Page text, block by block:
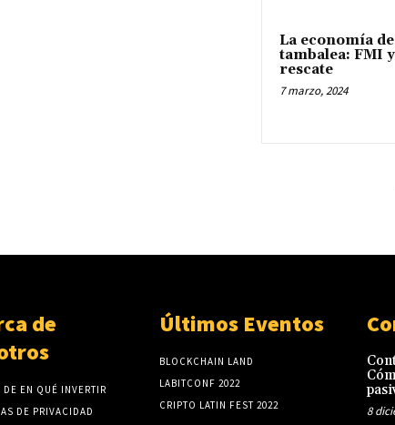
La economía
tambalea: FMI
rescate
7 marzo, 2024
de
DE EN QUÉ INVERTIR
DE PRIVACIDAD
Últimos Eventos
BLOCKCHAIN LAND
LABITCONF 2022
CRIPTO LATIN FEST 2022
8